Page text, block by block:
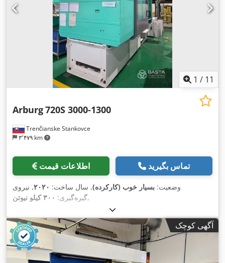
1 / 11
Trenčianske Stankovce
۳٬۴۷۹ km
Arburg720S 3000-1300
اطلاعات قیمت تماس بگیرید
وضعیت: بسیار خوب (کارکرده), سال ساخت: ۲۰۲۰, نیروی
گیره‌گیری: ۳۰۰ کیلو نیوتن ,
آگهی کوچک